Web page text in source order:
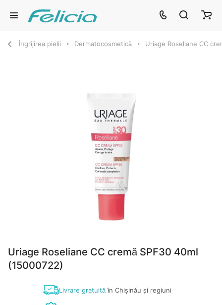
Îngrijirea pielii Dermatocosmetică Uriage Roseliane CC
Uriage Roseliane CC cremă SPF30 40ml
(15000722)
Livrare gratuităîn Chișinău și regiuni